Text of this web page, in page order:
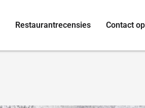
Restaurantrecensies Contact